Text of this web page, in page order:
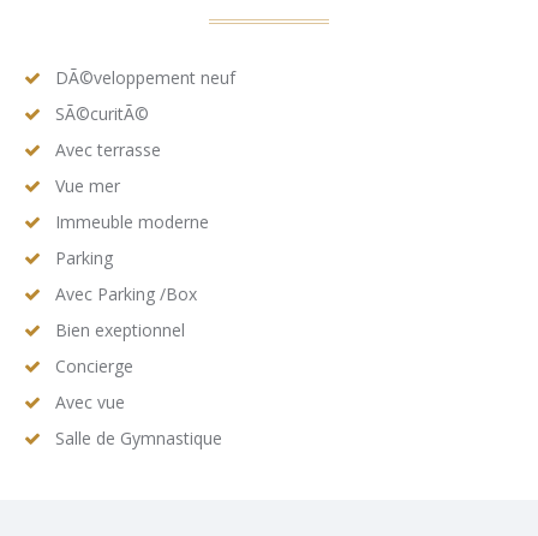
DÃ©veloppement neuf
SÃ©curitÃ©
Avec terrasse
Vue mer
Immeuble moderne
Parking
Avec Parking /Box
Bien exeptionnel
Concierge
Avec vue
Salle de Gymnastique